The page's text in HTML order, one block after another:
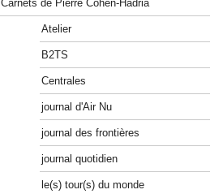
Carnets de Pierre Cohen-Hadria
Atelier
B2TS
Centrales
journal d'Air Nu
journal des frontières
journal quotidien
le(s) tour(s) du monde